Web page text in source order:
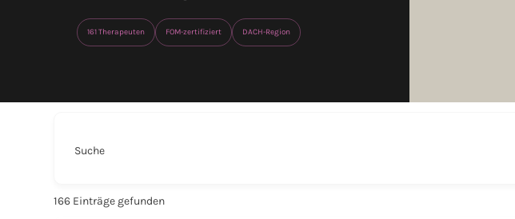
161 Therapeuten FOM-zertifiziert DACH-Region
Suche
166 Einträge gefunden